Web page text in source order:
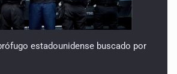
estadounidense buscado por